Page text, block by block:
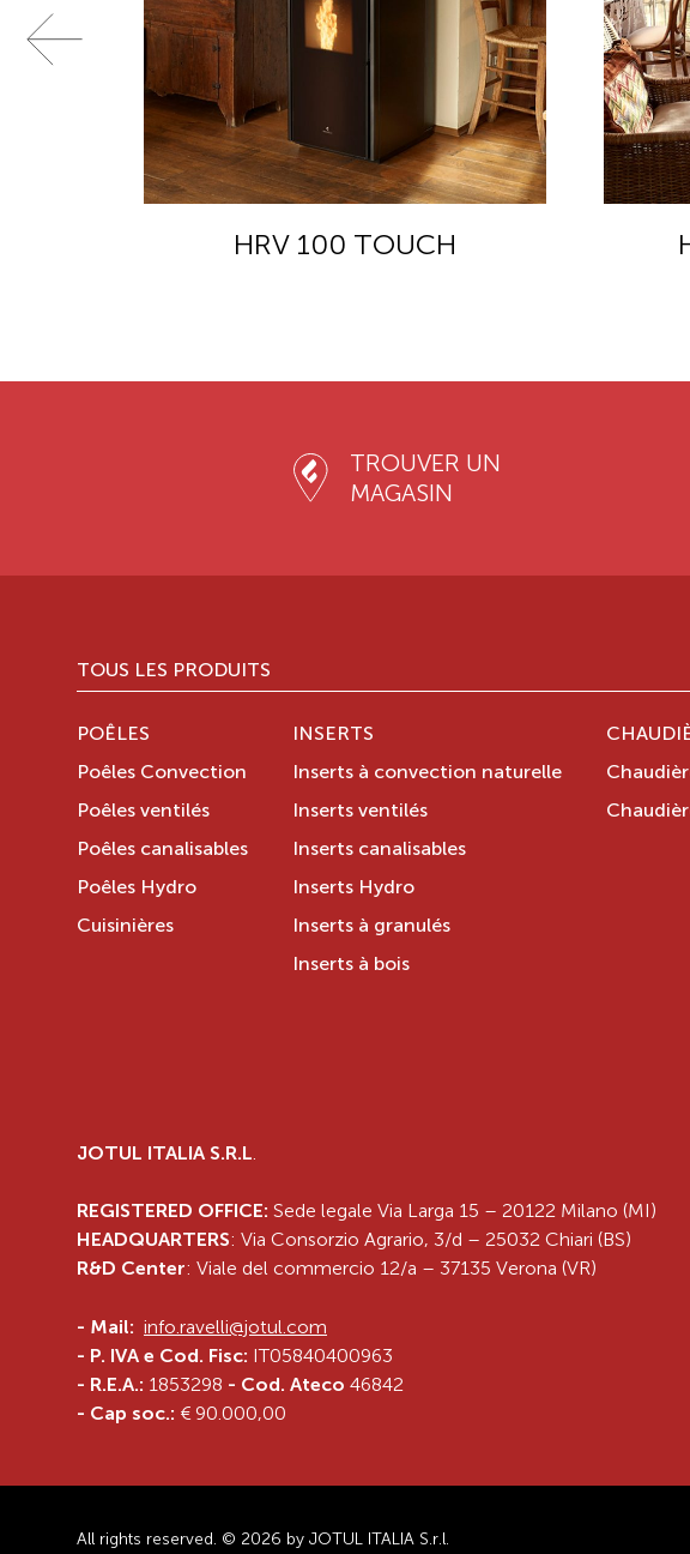
HRV 100 TOUCH
TROUVER UN
MAGASIN
TOUS LES PRODUITS
POÊLES
Poêles Convection
Poêles ventilés
Poêles canalisables
Poêles Hydro
Cuisinières
INSERTS
Inserts à convection naturelle
Inserts ventilés
Inserts canalisables
Inserts Hydro
Inserts à granulés
Inserts à bois
JOTUL ITALIA S.R.L.
REGISTERED OFFICE: Sede legale Via Larga 15 – 20122 Milano (MI)
HEADQUARTERS: Via Consorzio Agrario, 3/d – 25032 Chiari (BS)
R&D Center: Viale del commercio 12/a – 37135 Verona (VR)
- Mail: info.ravelli@jotul.com
- P. IVA e Cod. Fisc: IT05840400963
- R.E.A.: 1853298 - Cod. Ateco 46842
- Cap soc.: € 90.000,00
All rights reserved. © 2026 by JOTUL ITALIA S.r.l.